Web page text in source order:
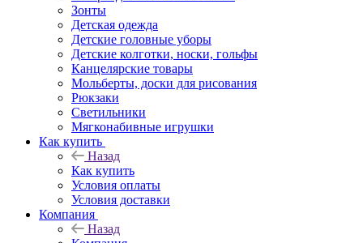
Зонты
Детская одежда
Детские головные уборы
Детские колготки, носки, гольфы
Канцелярские товары
Мольберты, доски для рисования
Рюкзаки
Светильники
Мягконабивные игрушки
Как купить
Назад
Как купить
Условия оплаты
Условия доставки
Компания
Назад